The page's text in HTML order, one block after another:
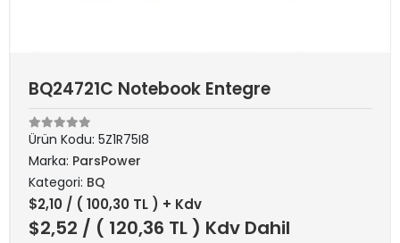
BQ24721C Notebook Entegre
Ürün Kodu: 5Z1R75I8
Marka: ParsPower
Kategori: BQ
$2,10 / ( 100,30 TL ) + Kdv
$2,52 / ( 120,36 TL ) Kdv Dahil